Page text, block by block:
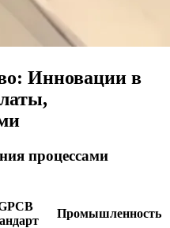
Инновации в
процессами
Промышленность